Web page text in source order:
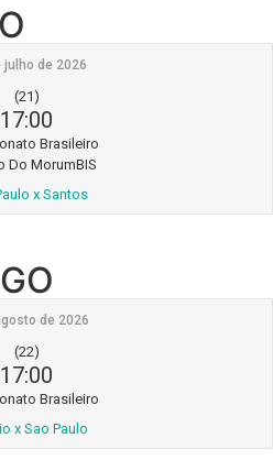
julho de 2026
(21)
17:00
Brasileiro
Do MorumBIS
x Santos
de 2026
(22)
17:00
Brasileiro
x Sao Paulo